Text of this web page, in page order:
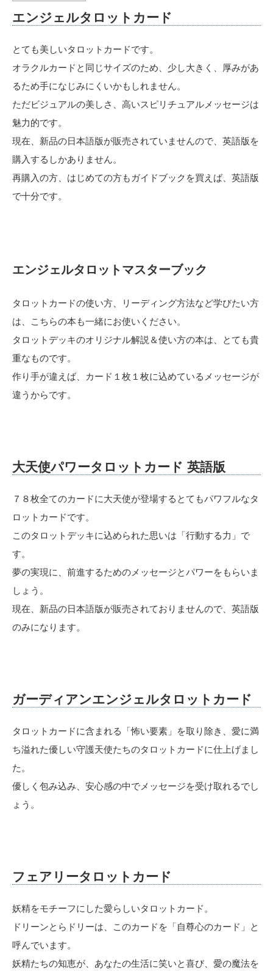
エンジェルタロットカード
とても美しいタロットカードです。
オラクルカードと同じサイズのため、少し大きく、厚みがあ
るため手になじみにくいかもしれません。
ただビジュアルの美しさ、高いスピリチュアルメッセージは
魅力的です。
現在、新品の日本語版が販売されていませんので、英語版を
購入するしかありません。
再購入の方、はじめての方もガイドブックを買えば、英語版
で十分です。
エンジェルタロットマスターブック
タロットカードの使い方、リーディング方法など学びたい方
は、こちらの本も一緒にお使いください。
タロットデッキのオリジナル解説＆使い方の本は、とても貴
重なものです。
作り手が違えば、カード１枚１枚に込めているメッセージが
違うからです。
大天使パワータロットカード 英語版
７８枚全てのカードに大天使が登場するとてもパワフルなタ
ロットカードです。
このタロットデッキに込められた思いは「行動する力」で
す。
夢の実現に、前進するためのメッセージとパワーをもらいま
しょう。
現在、新品の日本語版が販売されておりませんので、英語版
のみになります。
ガーディアンエンジェルタロットカード
タロットカードに含まれる「怖い要素」を取り除き、愛に満
ち溢れた優しい守護天使たちのタロットカードに仕上げまし
た。
優しく包み込み、安心感の中でメッセージを受け取れるでし
ょう。
フェアリータロットカード
妖精をモチーフにした愛らしいタロットカード。
ドリーンとらドリーは、このカードを「自尊心のカード」と
呼んでいます。
妖精たちの知恵が、あなたの生活に笑いと喜び、愛の魔法を